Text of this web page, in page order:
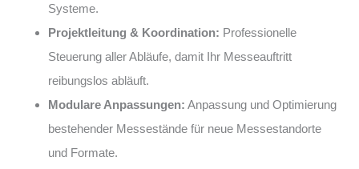
Systeme.
Projektleitung & Koordination: Professionelle
Steuerung aller Abläufe, damit Ihr Messeauftritt
reibungslos abläuft.
Modulare Anpassungen: Anpassung und Optimierung
bestehender Messestände für neue Messestandorte
und Formate.